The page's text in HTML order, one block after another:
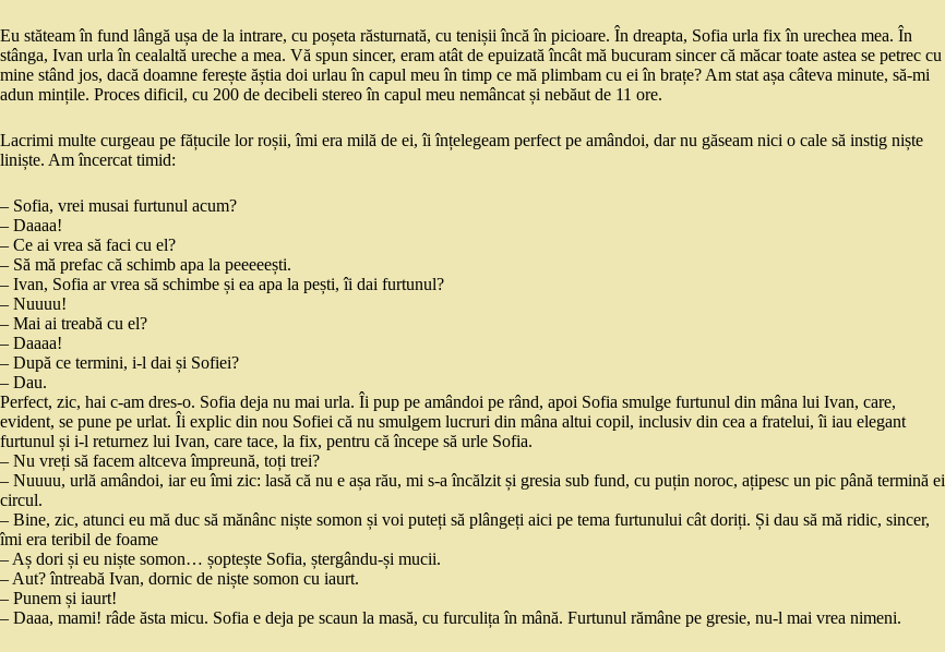
Eu stăteam în fund lângă ușa de la intrare, cu poșeta răsturnată, cu tenișii încă în picioare. În dreapta, Sofia urla fix în urechea mea. În
stânga, Ivan urla în cealaltă ureche a mea. Vă spun sincer, eram atât de epuizată încât mă bucuram sincer că măcar toate astea se petrec cu
mine stând jos, dacă doamne ferește ăștia doi urlau în capul meu în timp ce mă plimbam cu ei în brațe? Am stat așa câteva minute, să-mi
adun mințile. Proces dificil, cu 200 de decibeli stereo în capul meu nemâncat și nebăut de 11 ore.
Lacrimi multe curgeau pe fățucile lor roșii, îmi era milă de ei, îi înțelegeam perfect pe amândoi, dar nu găseam nici o cale să instig niște
liniște. Am încercat timid:
– Sofia, vrei musai furtunul acum?
– Daaaa!
– Ce ai vrea să faci cu el?
– Să mă prefac că schimb apa la peeeeești.
– Ivan, Sofia ar vrea să schimbe și ea apa la pești, îi dai furtunul?
– Nuuuu!
– Mai ai treabă cu el?
– Daaaa!
– După ce termini, i-l dai și Sofiei?
– Dau.
Perfect, zic, hai c-am dres-o. Sofia deja nu mai urla. Îi pup pe amândoi pe rând, apoi Sofia smulge furtunul din mâna lui Ivan, care,
evident, se pune pe urlat. Îi explic din nou Sofiei că nu smulgem lucruri din mâna altui copil, inclusiv din cea a fratelui, îi iau elegant
furtunul și i-l returnez lui Ivan, care tace, la fix, pentru că începe să urle Sofia.
– Nu vreți să facem altceva împreună, toți trei?
– Nuuuu, urlă amândoi, iar eu îmi zic: lasă că nu e așa rău, mi s-a încălzit și gresia sub fund, cu puțin noroc, ațipesc un pic până termină ei
circul.
– Bine, zic, atunci eu mă duc să mănânc niște somon și voi puteți să plângeți aici pe tema furtunului cât doriți. Și dau să mă ridic, sincer,
îmi era teribil de foame
– Aș dori și eu niște somon… șoptește Sofia, ștergându-și mucii.
– Aut? întreabă Ivan, dornic de niște somon cu iaurt.
– Punem și iaurt!
– Daaa, mami! râde ăsta micu. Sofia e deja pe scaun la masă, cu furculița în mână. Furtunul rămâne pe gresie, nu-l mai vrea nimeni.